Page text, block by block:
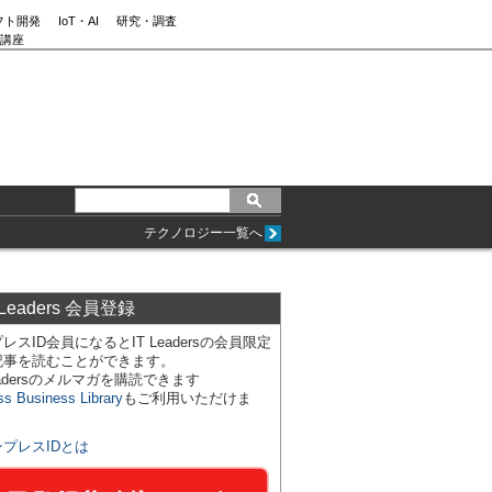
ト開発 IoT・AI
研究・調査
座
テクノロジー一覧へ
会員登録
スID会員になるとIT Leadersの会員限定
を読むことができます。
のメルマガを購読できます
Business Libraryもご利用いただけま
プレスIDとは